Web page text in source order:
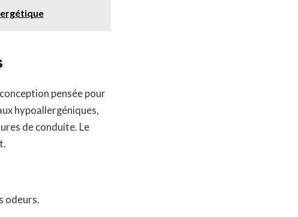
pensée pour
hypoallergéniques,
de conduite. Le
odeurs.